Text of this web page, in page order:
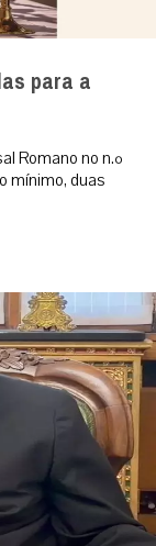
para a
Romano no n.º
mínimo, duas